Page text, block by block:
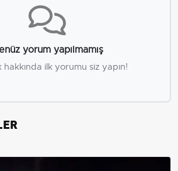
yorum yapılmamış
hakkında ilk yorumu siz yapın!